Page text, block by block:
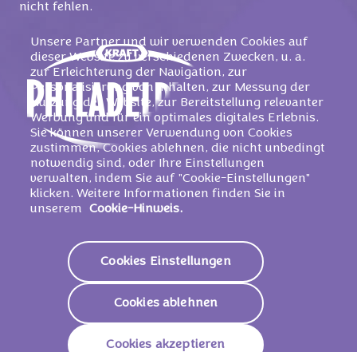
nicht fehlen.
MIRACEL WHIP
Miracel Whip: die locker-würzige Salatcreme für
vielfältige Salatideen und vieles mehr. Hier finden Sie
Unsere Partner und wir verwenden Cookies auf
dieser Website zu verschiedenen Zwecken, u. a.
zur Erleichterung der Navigation, zur
Personalisierung von Inhalten, zur Messung der
Nutzung der Website, zur Bereitstellung relevanter
Werbung und für ein optimales digitales Erlebnis.
Sie können unserer Verwendung von Cookies
zustimmen, Cookies ablehnen, die nicht unbedingt
notwendig sind, oder Ihre Einstellungen
verwalten, indem Sie auf "Cookie-Einstellungen"
klicken. Weitere Informationen finden Sie in
unserem
Cookie-Hinweis.
Cookies Einstellungen
Cookies ablehnen
Cookies akzeptieren